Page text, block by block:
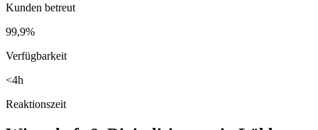
Kunden betreut
99,9%
Verfügbarkeit
<4h
Reaktionszeit